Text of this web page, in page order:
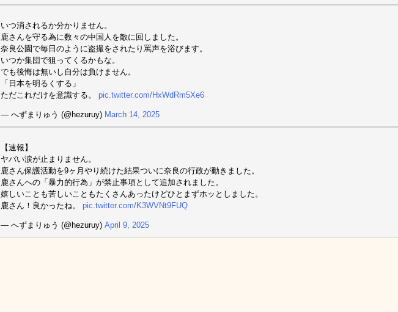
いつ消されるか分かりません。
鹿さんを守る為に数々の中国人を敵に回しました。
奈良公園で毎日のように盗撮をされたり罵声を浴びます。
いつか集団で狙ってくるかもな。
でも後悔は無いし自分は負けません。
「日本を明るくする」
ただこれだけを意識する。 pic.twitter.com/HxWdRm5Xe6
— へずまりゅう (@hezuruy) March 14, 2025
【速報】
ヤバい涙が止まりません。
鹿さん保護活動を9ヶ月やり続けた結果ついに奈良の行政が動きました。
鹿さんへの「暴力的行為」が禁止事項として追加されました。
嬉しいことも苦しいこともたくさんあったけどひとまずホッとしました。
鹿さん！良かったね。 pic.twitter.com/K3WVNt9FUQ
— へずまりゅう (@hezuruy) April 9, 2025